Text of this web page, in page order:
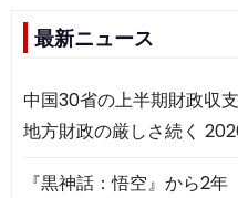
最新ニュース
中国30省の上半期財政収
地方財政の厳しさ続く
『黒神話：悟空』から2